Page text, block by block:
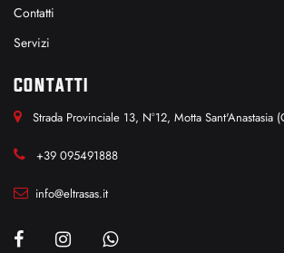
Contatti
Servizi
CONTATTI
Strada Provinciale 13, N°12, Motta Sant'Anastasia
+39 095491888
info@eltrasas.it